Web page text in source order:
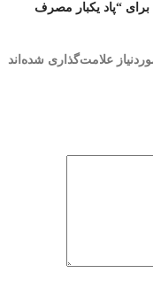
برای “پاد یکبار مصرف
علامت‌گذاری شده‌اند